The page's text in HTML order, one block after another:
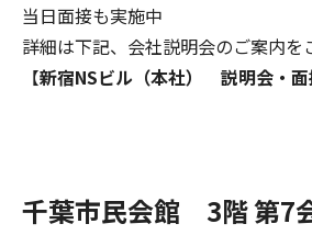
当日面接も実施中
詳細は下記、会社説明会のご案内を
【新宿NSビル（本社） 説明会・面
千葉市民会館 3階 第7